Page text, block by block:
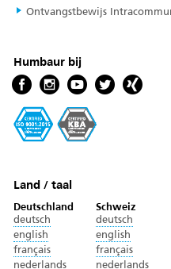
Ontvangstbewijs
Humbaur bij
Land / taal
Deutschland
deutsch
english
français
nederlands
Schweiz
deutsch
english
français
nederlands